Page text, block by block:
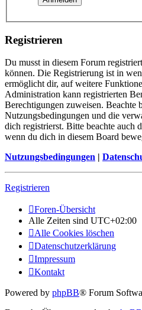
Registrieren
Du musst in diesem Forum
können. Die Registrierung ist in
ermöglicht dir, auf weitere
Administration kann registrierten
Berechtigungen zuweisen. Beachte
Nutzungsbedingungen und die
dich registrierst. Bitte beachte auch
wenn du dich in diesem Board
Nutzungsbedingungen |
Registrieren
Foren-Übersicht
Alle Zeiten sind UTC+02:00
Alle Cookies löschen
Datenschutzerklärung
Impressum
Kontakt
Powered by phpBB® Forum